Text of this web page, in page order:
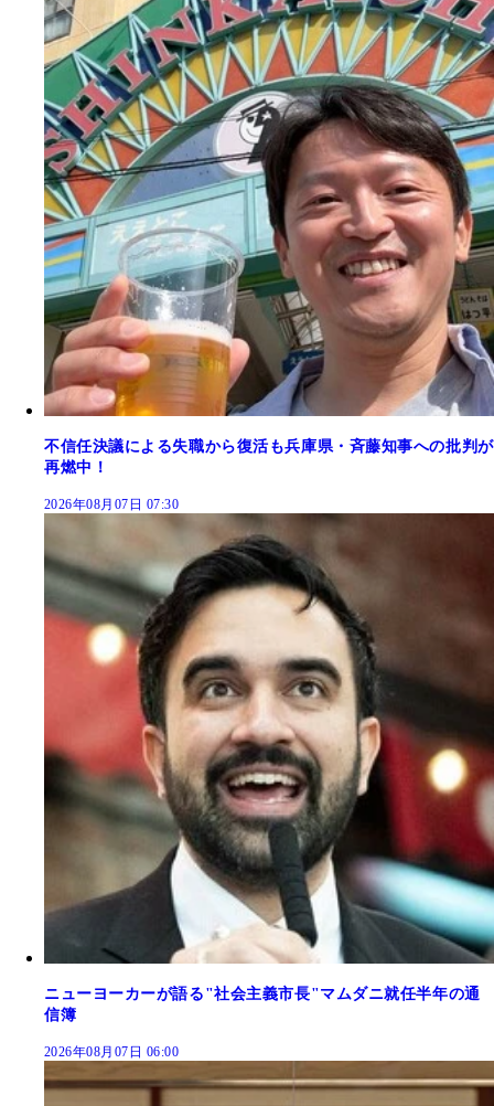
不信任決議による失職から復活も兵庫県・斉藤知事への批判が
再燃中！
2026年08月07日 07:30
ニューヨーカーが語る"社会主義市長"マムダニ就任半年の通
信簿
2026年08月07日 06:00